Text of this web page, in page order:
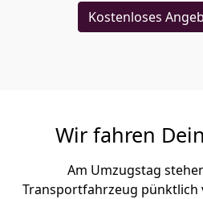
Kostenloses
Wir fahren
Am Umzugstag
Transportfahrzeug pünktlich